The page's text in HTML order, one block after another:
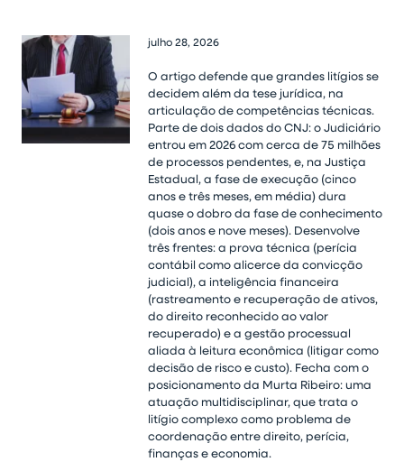
julho 28, 2026
O artigo defende que grandes litígios se
decidem além da tese jurídica, na
articulação de competências técnicas.
Parte de dois dados do CNJ: o Judiciário
entrou em 2026 com cerca de 75 milhões
de processos pendentes, e, na Justiça
Estadual, a fase de execução (cinco
anos e três meses, em média) dura
quase o dobro da fase de conhecimento
(dois anos e nove meses). Desenvolve
três frentes: a prova técnica (perícia
contábil como alicerce da convicção
judicial), a inteligência financeira
(rastreamento e recuperação de ativos,
do direito reconhecido ao valor
recuperado) e a gestão processual
aliada à leitura econômica (litigar como
decisão de risco e custo). Fecha com o
posicionamento da Murta Ribeiro: uma
atuação multidisciplinar, que trata o
litígio complexo como problema de
coordenação entre direito, perícia,
finanças e economia.